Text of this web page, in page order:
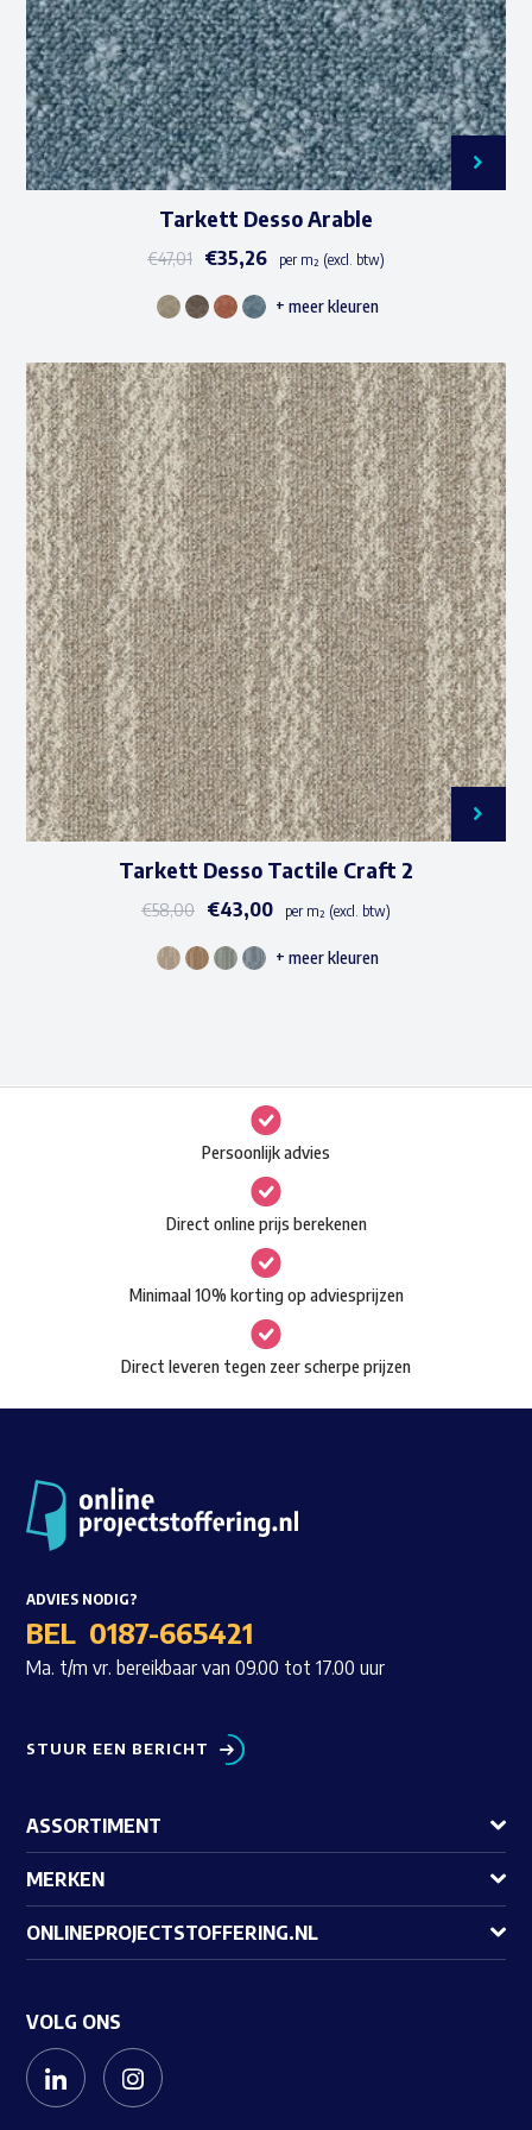
de
productpagina
Tarkett Desso Arable
€47,01 €35,26 per m² (excl. btw)
Dit
heeft
meerdere
variaties.
Deze
optie
kan
gekozen
worden
op
de
productpagina
+ meer kleuren
Tarkett Desso Tactile Craft 2
€58,00 €43,00 per m² (excl. btw)
variaties.
Deze
optie
kan
gekozen
worden
op
de
productpagina
+ meer kleuren
Persoonlijk advies
Direct online prijs berekenen
Minimaal 10% korting op adviesprijzen
Direct leveren tegen zeer scherpe prijzen
ADVIES NODIG?
BEL 0187-665421
Ma. t/m vr. bereikbaar van 09.00 tot 17.00 uur
STUUR EEN BERICHT
ASSORTIMENT
MERKEN
ONLINEPROJECTSTOFFERING.NL
VOLG ONS